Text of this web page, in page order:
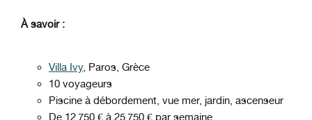
À savoir :
Villa Ivy, Paros, Grèce
10 voyageurs
Piscine à débordement, vue mer, jardin, ascenseur
De 12 750 € à 25 750 € par semaine